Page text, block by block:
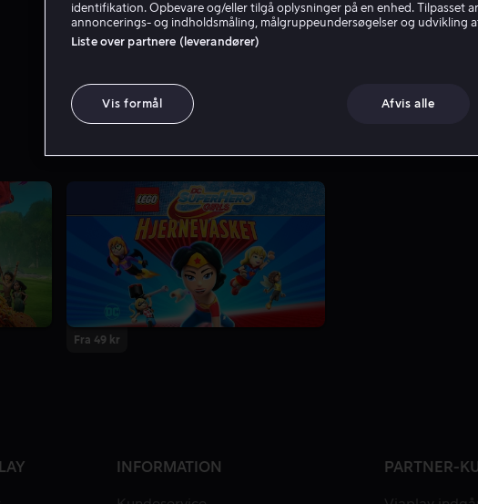
Todd Grimes
Fra 49 kr
INFORMATION PARTNER-
identifikation. Opbevare og/eller tilgå oplysninger på en enhed. Tilpasset
annoncerings- og indholdsmåling, målgruppeundersøgelser og udvikling
Liste over partnere (leverandører)
Vis formål Afvis alle